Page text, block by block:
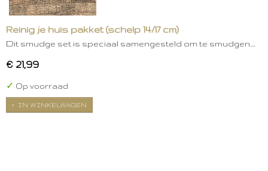
Reinig je huis pakket (schelp 14/17 cm)
Dit smudge set is speciaal samengesteld om te smudgen.…
€ 21,99
✓ Op voorraad
IN WINKELWAGEN